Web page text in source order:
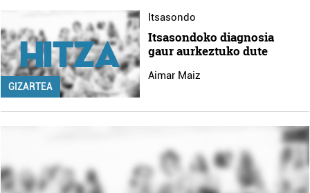
GIZARTEA
Itsasondo
Itsasondoko diagnosia
gaur aurkeztuko dute
Aimar Maiz